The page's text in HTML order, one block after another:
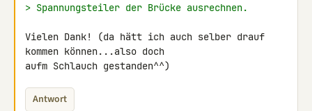
> Spannungsteiler der Brücke ausrechnen.
Vielen Dank! (da hätt ich auch selber drauf
kommen können...also doch
aufm Schlauch gestanden^^)
Antwort